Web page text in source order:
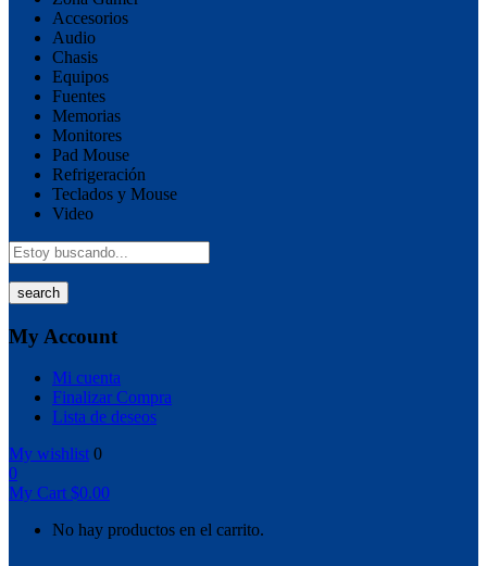
Accesorios
Audio
Chasis
Equipos
Fuentes
Memorias
Monitores
Pad Mouse
Refrigeración
Teclados y Mouse
Video
search
My Account
Mi cuenta
Finalizar Compra
Lista de deseos
My wishlist 0
0
My Cart $0.00
No hay productos en el carrito.